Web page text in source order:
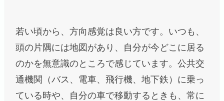
若い頃から、方向感覚は良い方です。いつも、
頭の片隅には地図があり、自分が今どこに居る
のかを無意識のところで感じています。公共交
通機関（バス、電車、飛行機、地下鉄）に乗っ
ている時や、自分の車で移動するときも、常に